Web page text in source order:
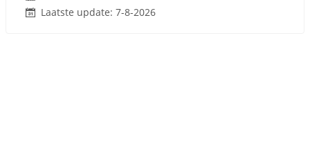
Laatste update: 7-8-2026